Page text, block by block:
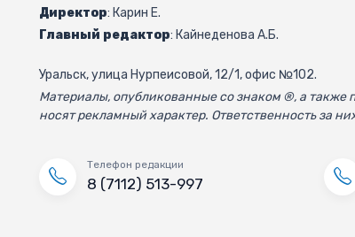
Директор: Карин Е.
Главный редактор: Кайнеденова А.Б.
Уральск, улица Нурпеисовой, 12/1, офис №102.
Материалы, опубликованные со знаком ®, а
носят рекламный характер. Ответственность за
Телефон редакции
8 (7112) 513-997